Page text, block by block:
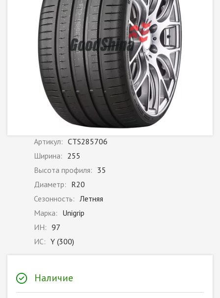
Артикул: CTS285706
Ширина: 255
Высота профиля: 35
Диаметр: R20
Сезонность: Летняя
Марка: Unigrip
ИН: 97
ИС: Y (300)
Наличие